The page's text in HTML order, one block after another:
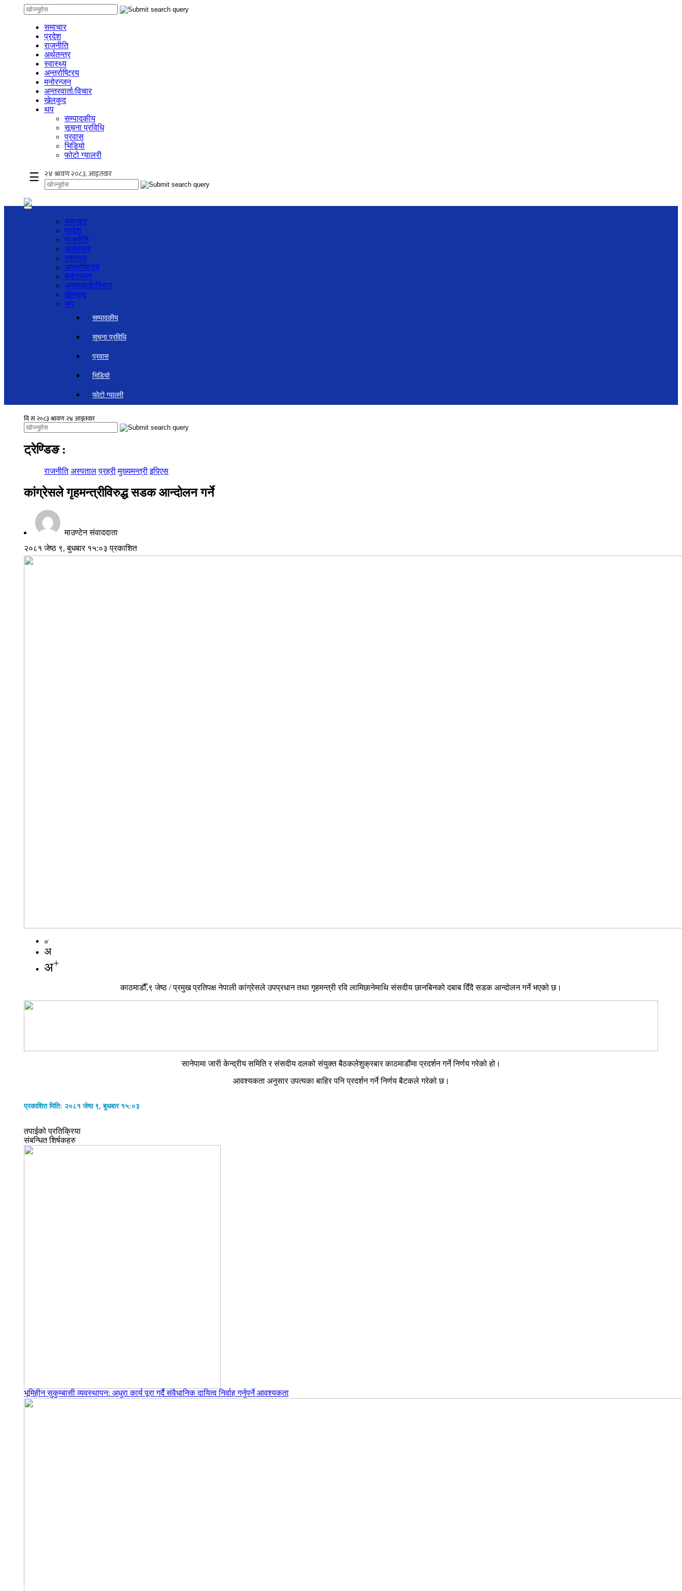
समाचार
प्रदेश
राजनीति
अर्थतन्त्र
स्वास्थ्य
अन्तर्राष्ट्रिय
मनोरन्जन
अन्तरवार्ता/विचार
खेलकुद
थप
सम्पादकीय
सूचना प्रविधि
प्रवास
भिडियो
फोटो ग्यालरी
☰
समाचार
प्रदेश
राजनीति
अर्थतन्त्र
स्वास्थ्य
अन्तर्राष्ट्रिय
मनोरन्जन
अन्तरवार्ता/विचार
खेलकुद
थप
सम्पादकीय
सूचना प्रविधि
प्रवास
भिडियो
फोटो ग्यालरी
ट्रेण्डिङ :
राजनीति अस्पताल प्रहरी मुख्यमन्त्री इपिएस
कांग्रेसले गृहमन्त्रीविरुद्ध सडक आन्दोलन गर्ने
माउण्टेन संवाददाता
२०८१ जेष्ठ ९, बुधबार १५:०३ प्रकाशित
अ-
अ
अ+
काठमाडौँ,९ जेष्ठ / प्रमुख प्रतिपक्ष नेपाली कांग्रेसले उपप्रधान तथा गृहमन्त्री रवि लामिछानेमाथि संसदीय छानबिनको दबाब दिँदै सडक आन्दोलन गर्ने भएको छ।
सानेपामा जारी केन्द्रीय समिति र संसदीय दलको संयुक्त बैठकलेशुक्रबार काठमाडौंमा प्रदर्शन गर्ने निर्णय गरेको हो।
आवश्यकता अनुसार उपत्यका बाहिर पनि प्रदर्शन गर्ने निर्णय बैटकले गरेको छ।
प्रकाशित मिति: २०८१ जेष्ठ ९, बुधबार १५:०३
तपाईको प्रतिक्रिया
संबन्धित शिर्षकहरु
भूमिहीन सुकुम्बासी व्यवस्थापन: अधुरा कार्य पूरा गर्दै संवैधानिक दायित्व निर्वाह गर्नुपर्ने आवश्यकता